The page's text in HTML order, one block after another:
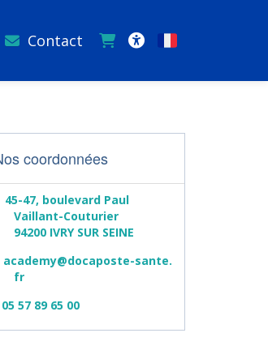
Contact Français
coordonnées
47, boulevard Paul
Vaillant-Couturier
94200 IVRY SUR SEINE
academy@docaposte-sante.
fr
57 89 65 00